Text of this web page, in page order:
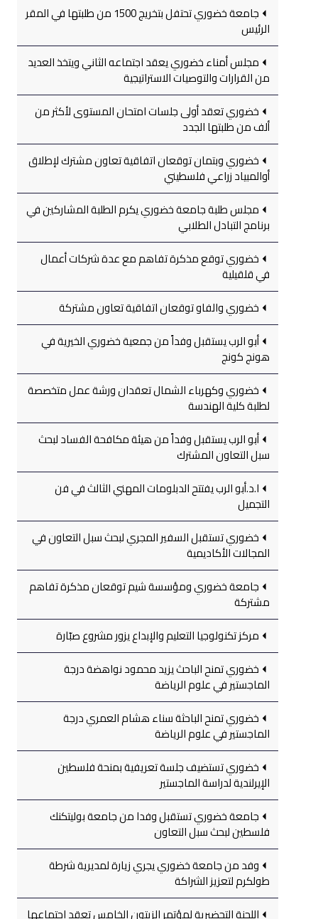
جامعة خضوري تحتفل بتخريج 1500 من طلبتها في المقر
الرئيس
مجلس أمناء خضوري يعقد اجتماعه الثاني ويتخذ العديد
من القرارات والتوصيات الاستراتيجية
خضوري تعقد أولى جلسات امتحان المستوى لأكثر من
ألف من طلبتها الجدد
خضوري وبتمان توقعان اتفاقية تعاون مشترك لإطلاق
أوالمبياد زراعي فلسطيني
مجلس طلبة جامعة خضوري يكرم الطلبة المشاركين في
برنامج التبادل الطلابي
خضوري توقع مذكرة تفاهم مع عدة شركات أعمال
في قلقيلية
خضوري والفاو توقعان اتفاقية تعاون مشتركة
أبو الرب يستقبل وفداً من جمعية خضوري الخيرية في
هونج كونج
خضوري وكهرباء الشمال تعقدان ورشة عمل متخصصة
لطلبة كلية الهندسة
أبو الرب يستقبل وفداً من هيئة مكافحة الفساد لبحث
سبل التعاون المشترك
ا.د.أبو الرب يفتتح الدبلومات المهني الثالث في فن
التجميل
خضوري تستقبل السفير المجري لبحث سبل التعاون في
المجالات الأكاديمية
جامعة خضوري ومؤسسة شيم توقعان مذكرة تفاهم
مشتركة
مركز تكنولوجيا التعليم والإبداع يزور مشروع صبّارة
خضوري تمنح الباحث يزيد محمود نواهضة درجة
الماجستير في علوم الرياضة
خضوري تمنح الباحثة سناء هشام العمري درجة
الماجستير في علوم الرياضة
خضوري تستضيف جلسة تعريفية بمنحة فلسطين
الإيرلندية لدراسة الماجستير
جامعة خضوري تستقبل وفدا من جامعة بوليتكنك
فلسطين لبحث سبل التعاون
وفد من جامعة خضوري يجري زيارة لمديرية شرطة
طولكرم لتعزيز الشراكة
اللجنة التحضيرية لمؤتمر الزيتون الخامس تعقد اجتماعها